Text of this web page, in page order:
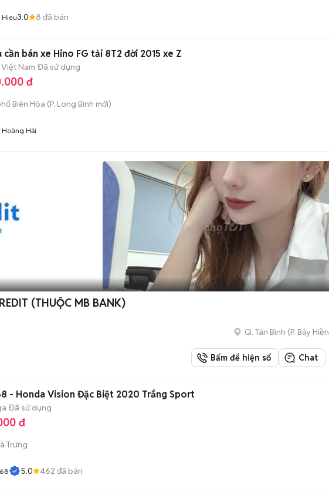
Hieu3.0 8 đã bán
cần bán xe Hino FG tải 8T2 đời 2015 xe Z
Việt Nam Đã sử dụng
đ
Biên Hòa (P. Long Bình mới)
Hải
(THUỘC MB BANK)
Q. Tân Bình (P. Bảy Hiền
Bấm để hiện số Chat
- Honda Vision Đặc Biệt 2020 Trắng Sport
Đã sử dụng
đ
Trưng
5.0 462 đã bán